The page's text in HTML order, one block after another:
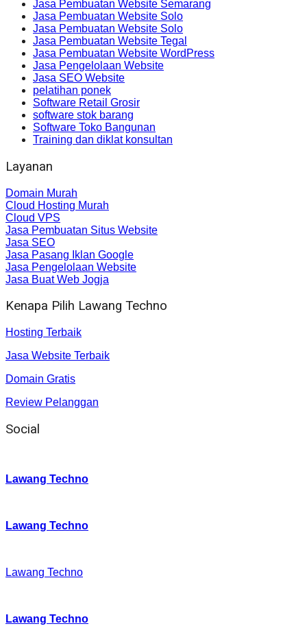
Jasa Pembuatan Website Semarang
Jasa Pembuatan Website Solo
Jasa Pembuatan Website Solo
Jasa Pembuatan Website Tegal
Jasa Pembuatan Website WordPress
Jasa Pengelolaan Website
Jasa SEO Website
pelatihan ponek
Software Retail Grosir
software stok barang
Software Toko Bangunan
Training dan diklat konsultan
Layanan
Domain Murah
Cloud Hosting Murah
Cloud VPS
Jasa Pembuatan Situs Website
Jasa SEO
Jasa Pasang Iklan Google
Jasa Pengelolaan Website
Jasa Buat Web Jogja
Kenapa Pilih Lawang Techno
Hosting Terbaik
Jasa Website Terbaik
Domain Gratis
Review Pelanggan
Social
Lawang Techno
Lawang Techno
Lawang Techno
Lawang Techno